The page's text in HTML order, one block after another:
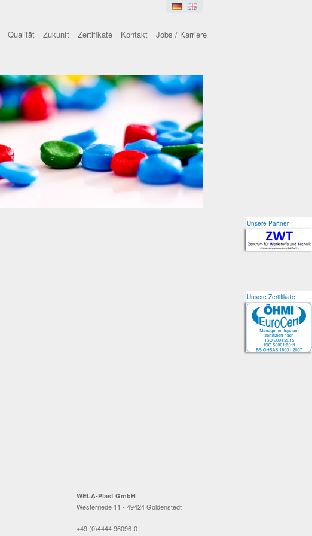
Qualität Zukunft Zertifikate Kontakt Jobs / Karriere
Unsere Partner
Unsere Zertifikate
Unsere Partner
Unsere Zertifikate
WELA-Plast GmbH
Westerriede 11 - 49424 Goldenstedt
+49 (0)4444 96096-0